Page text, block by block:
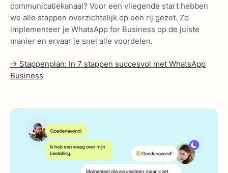
communicatiekanaal? Voor een vliegende start hebben
we alle stappen overzichtelijk op een rij gezet. Zo
implementeer je WhatsApp for Business op de juiste
manier en ervaar je snel alle voordelen.
-> Stappenplan: In 7 stappen succesvol met WhatsApp
Business